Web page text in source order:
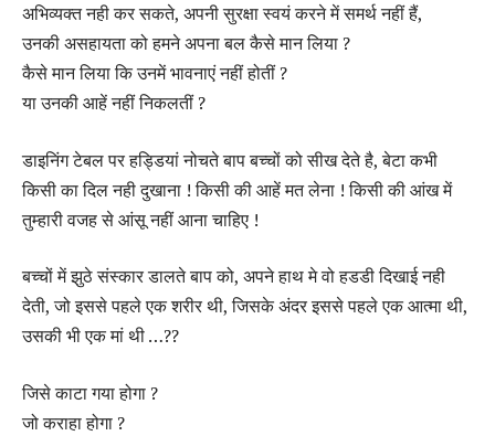
अभिव्यक्त नही कर सकते, अपनी सुरक्षा स्वयं करने में समर्थ नहीं हैं,
उनकी असहायता को हमने अपना बल कैसे मान लिया ?
कैसे मान लिया कि उनमें भावनाएं नहीं होतीं ?
या उनकी आहें नहीं निकलतीं ?
डाइनिंग टेबल पर हड्डियां नोचते बाप बच्चों को सीख देते है, बेटा कभी
किसी का दिल नही दुखाना ! किसी की आहें मत लेना ! किसी की आंख में
तुम्हारी वजह से आंसू नहीं आना चाहिए !
बच्चों में झुठे संस्कार डालते बाप को, अपने हाथ मे वो हडडी दिखाई नही
देती, जो इससे पहले एक शरीर थी, जिसके अंदर इससे पहले एक आत्मा थी,
उसकी भी एक मां थी …??
जिसे काटा गया होगा ?
जो कराहा होगा ?